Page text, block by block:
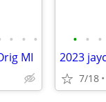
• • •
MI
• • •
2023
7/18